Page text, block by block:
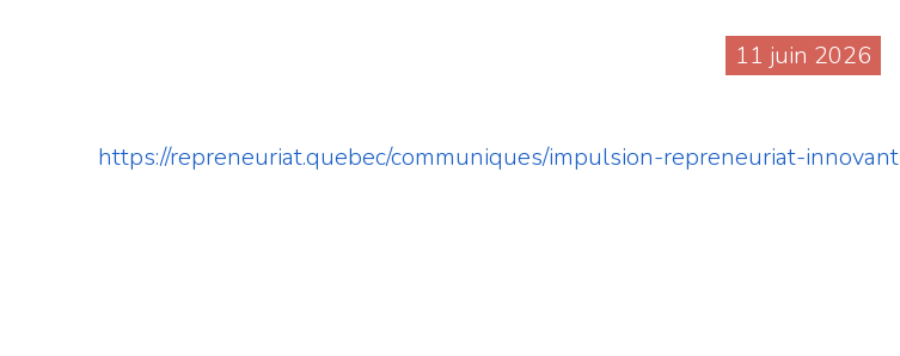
11 juin 2026
https://repreneuriat.quebec/communiques/impulsion-repreneuriat-innovant